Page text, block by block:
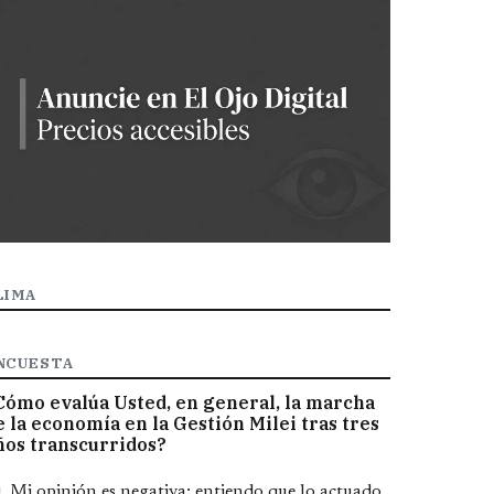
evalúa Usted, en general, la marcha
la economía en la Gestión Milei tras tres
transcurridos?